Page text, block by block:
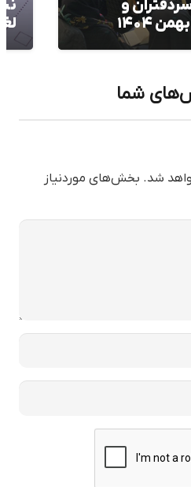
سامانه برای
شما
شد. بخش‌های موردنیاز